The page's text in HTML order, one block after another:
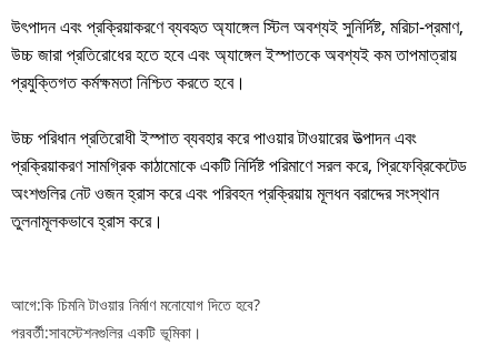
উৎপাদন এবং প্রক্রিয়াকরণে ব্যবহৃত অ্যাঙ্গেল স্টিল অবশ্যই সুনির্দিষ্ট, মরিচা-প্রমাণ,
উচ্চ জারা প্রতিরোধের হতে হবে এবং অ্যাঙ্গেল ইস্পাতকে অবশ্যই কম তাপমাত্রায়
প্রযুক্তিগত কর্মক্ষমতা নিশ্চিত করতে হবে।
উচ্চ পরিধান প্রতিরোধী ইস্পাত ব্যবহার করে পাওয়ার টাওয়ারের উত্পাদন এবং
প্রক্রিয়াকরণ সামগ্রিক কাঠামোকে একটি নির্দিষ্ট পরিমাণে সরল করে, প্রিফেব্রিকেটেড
অংশগুলির নেট ওজন হ্রাস করে এবং পরিবহন প্রক্রিয়ায় মূলধন বরাদ্দের সংস্থান
তুলনামূলকভাবে হ্রাস করে।
আগে:কি চিমনি টাওয়ার নির্মাণ মনোযোগ দিতে হবে?
পরবর্তী:সাবস্টেশনগুলির একটি ভূমিকা।